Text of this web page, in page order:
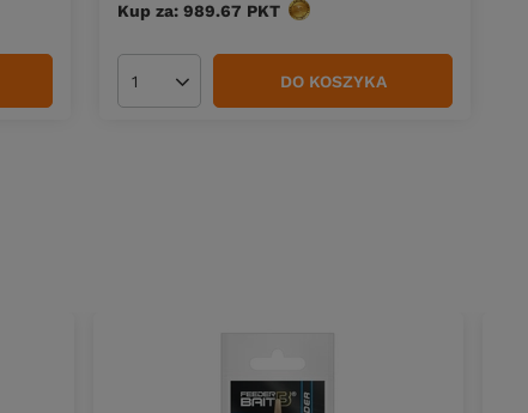
Kup za: 989.67 PKT punktów
Ilość produktów DO KOSZYKA